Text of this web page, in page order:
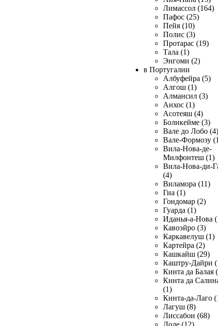
Лимассол (164)
Пафос (25)
Пейя (10)
Полис (3)
Протарас (19)
Тала (1)
Энгоми (2)
в Португалии
Албуфейра (5)
Алгош (1)
Алмансил (3)
Анхос (1)
Асотеяш (4)
Боликейме (3)
Вале до Лобо (4)
Вале-Формозу
Вила-Нова-де-
Милфонтеш (1)
Вила-Нова-ди-
(4)
Виламора (11)
Гиа (1)
Гондомар (2)
Гуарда (1)
Иданья-а-Нова
Кавоэйро (3)
Каркавелуш (1)
Картейра (2)
Кашкайш (29)
Каштру-Дайри
Кинта да Балая
Кинта да
(1)
Кинта-да-Лаго
Лагуш (8)
Лиссабон (68)
Лоле (12)